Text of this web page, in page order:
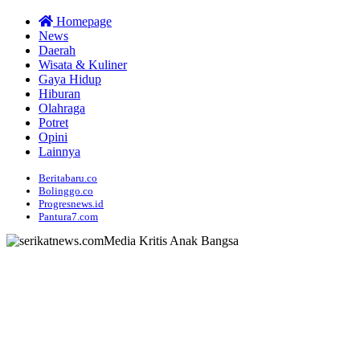
Homepage
News
Daerah
Wisata & Kuliner
Gaya Hidup
Hiburan
Olahraga
Potret
Opini
Lainnya
Beritabaru.co
Bolinggo.co
Progresnews.id
Pantura7.com